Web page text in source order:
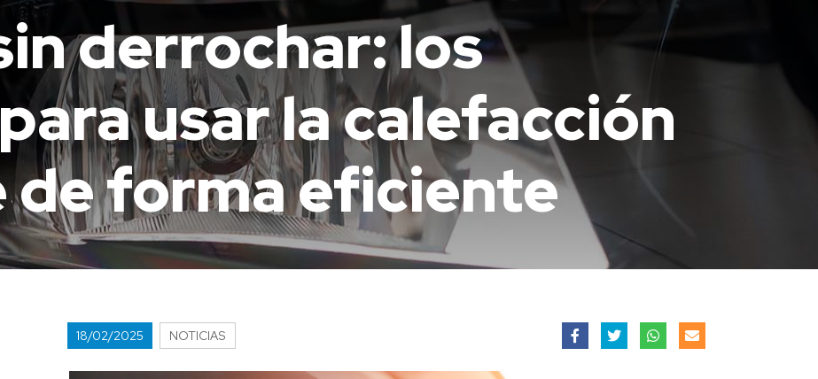
derrochar: los
usar la calefacción
de forma eficiente
18/02/2025 NOTICIAS